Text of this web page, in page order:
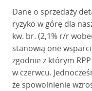
Dane o sprzedaży
ryzyko w górę dla
kw. br. (2,1% r/r
stanowią one
zgodnie z którym
w czerwcu.
że spowolnienie